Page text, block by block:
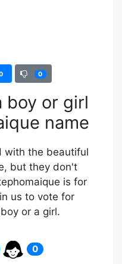
0
boy or girl
name
with the beautiful
but they don't
is for
us to vote for
or a girl.
0